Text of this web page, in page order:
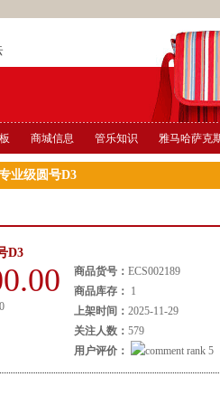
商城信息 管乐知识 雅马哈萨克
业级圆号D3
D3
商品货号： ECS002189
商品库存： 1
上架时间： 2025-11-29
关注人数： 579
用户评价：